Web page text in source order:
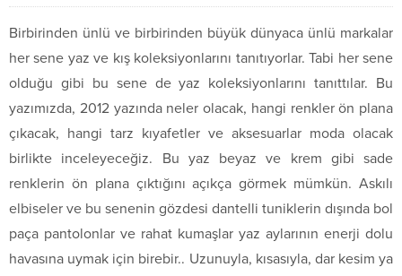
Birbirinden ünlü ve birbirinden büyük dünyaca ünlü markalar
her sene yaz ve kış koleksiyonlarını tanıtıyorlar. Tabi her sene
olduğu gibi bu sene de yaz koleksiyonlarını tanıttılar. Bu
yazımızda, 2012 yazında neler olacak, hangi renkler ön plana
çıkacak, hangi tarz kıyafetler ve aksesuarlar moda olacak
birlikte inceleyeceğiz. Bu yaz beyaz ve krem gibi sade
renklerin ön plana çıktığını açıkça görmek mümkün. Askılı
elbiseler ve bu senenin gözdesi dantelli tuniklerin dışında bol
paça pantolonlar ve rahat kumaşlar yaz aylarının enerji dolu
havasına uymak için birebir.. Uzunuyla, kısasıyla, dar kesim ya